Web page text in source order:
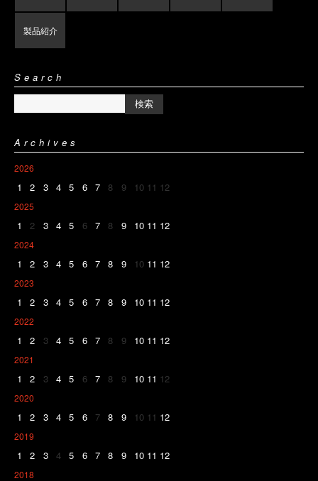
製品紹介
Search
Archives
2026
1 2 3 4 5 6 7 8 9 10 11 12
2025
1 2 3 4 5 6 7 8 9 10 11 12
2024
1 2 3 4 5 6 7 8 9 10 11 12
2023
1 2 3 4 5 6 7 8 9 10 11 12
2022
1 2 3 4 5 6 7 8 9 10 11 12
2021
1 2 3 4 5 6 7 8 9 10 11 12
2020
1 2 3 4 5 6 7 8 9 10 11 12
2019
1 2 3 4 5 6 7 8 9 10 11 12
2018